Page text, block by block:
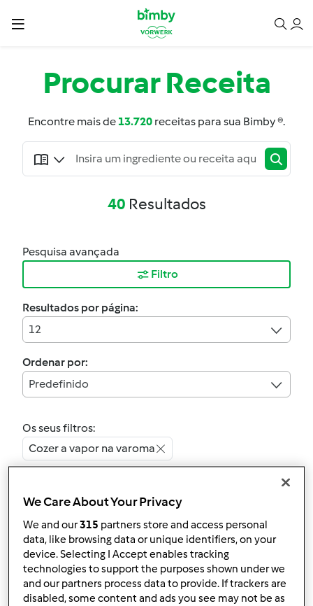
ProcurarReceita
Encontre mais de13.720 receitas para sua Bimby ®.
40 Resultados
Pesquisa avançada
Filtro
Resultados por página:
12
Ordenar por:
Predefinido
Os seus filtros:
Cozer a vapor na varoma
5.0(2)
Bolo de Mel e Canela na
Varoma
porAnita Cruz
We Care About Your Privacy
We and our315 partners store and access personal
data, like browsing data or unique identifiers, on your
device. Selecting I Accept enables tracking
technologies to support the purposes shown under we
and our partners process data to provide. If trackers are
disabled, some content and ads you see may not be as